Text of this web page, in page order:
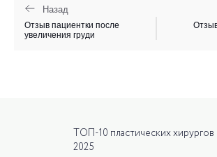
Назад
Отзыв пациентки после
увеличения груди
ТОП-10 пластических
2025